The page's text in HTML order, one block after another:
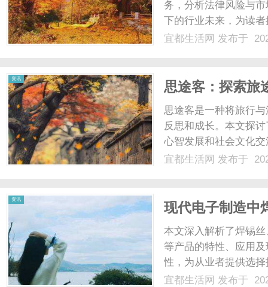
务，分析法律风险与
下的行业未来，为读
宜都生活网 发布于
资讯
思途客：探索旅
思途客是一种将旅行
反思和成长。本文探
心智发展和社会文化
励读者在旅行中融入
宜都生活网 发布于
资讯
现代电子制造中
片的无铅环保选
本文深入解析了焊锡
等产品的特性、应用
性，为从业者提供选
宜都生活网 发布于